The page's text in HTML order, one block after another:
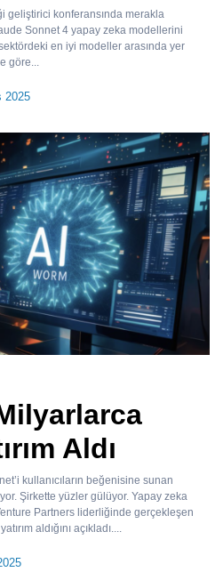
geliştirici konferansında merakla
Sonnet 4 yapay zeka modellerini
en iyi modeller arasında yer
göre...
2025
Aldı
kullanıcıların beğenisine sunan
Şirkette yüzler gülüyor. Yapay zeka
Partners liderliğinde gerçekleşen
aldığını açıkladı....